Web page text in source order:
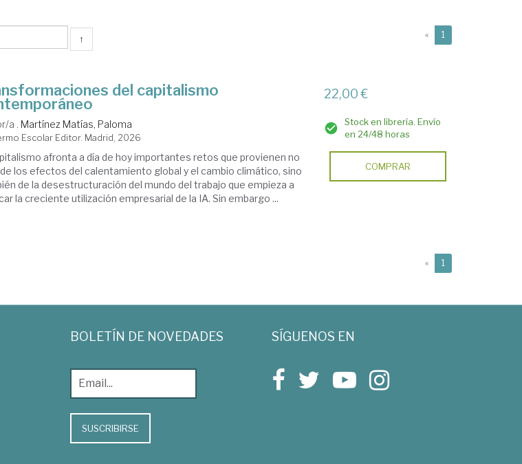
↑ « 1
del capitalismo
a . Martínez Matías, Paloma
Escolar Editor. Madrid, 2026
afronta a día de hoy importantes retos que provienen no
los efectos del calentamiento global y el cambio climático, sino
de la desestructuración del mundo del trabajo que empieza a
la creciente utilización empresarial de la IA. Sin embargo ...
22,00 €
Stock en librería. Envío
en 24/48 horas
COMPRAR
« 1
BOLETÍN DE NOVEDADES
SUSCRIBIRSE
SÍGUENOS EN